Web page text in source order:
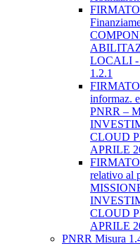
LOCALI -
1.2.1
informaz.
PNRR –
CLOUD
APRILE
relativo al
CLOUD
APRILE
PNRR Misura